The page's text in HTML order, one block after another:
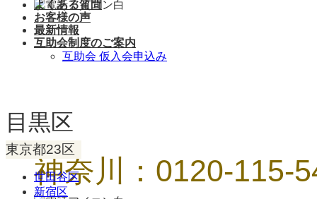
神奈川：0120-115-
よくある質問
お客様の声
最新情報
互助会制度のご案内
互助会 仮入会申込み
目黒区
東京都23区
世田谷区
新宿区